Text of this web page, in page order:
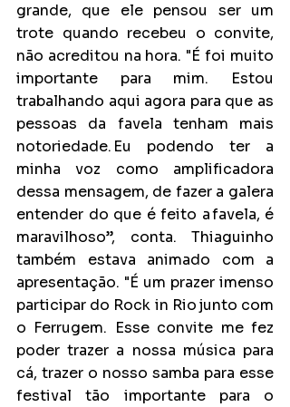
grande, que ele pensou ser um
trote quando recebeu o convite,
não acreditou na hora. "É foi muito
importante para mim. Estou
trabalhando aqui agora para que as
pessoas da favela tenham mais
notoriedade. Eu podendo ter a
minha voz como amplificadora
dessa mensagem, de fazer a galera
entender do que é feito a favela, é
maravilhoso”, conta. Thiaguinho
também estava animado com a
apresentação. "É um prazer imenso
participar do Rock in Rio junto com
o Ferrugem. Esse convite me fez
poder trazer a nossa música para
cá, trazer o nosso samba para esse
festival tão importante para o